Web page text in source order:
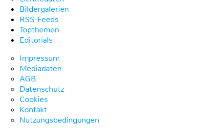
Bildergalerien
RSS-Feeds
Topthemen
Editorials
Impressum
Mediadaten
AGB
Datenschutz
Cookies
Kontakt
Nutzungsbedingungen